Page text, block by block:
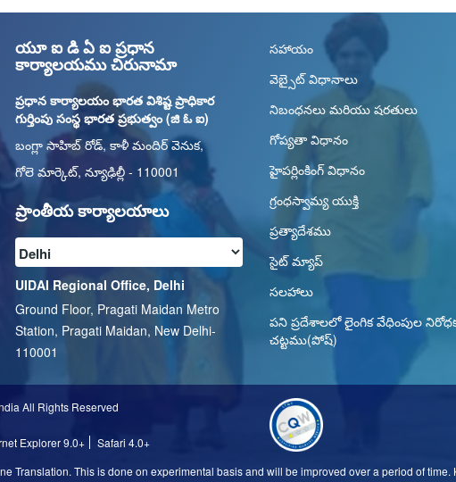
యూ ఐ డి ఏ ఐ ప్రధాన
కార్యాలయము చిరునామా
ప్రధాన కార్యాలయం భారత విశిష్ట ప్రాధికార
గుర్తింపు సంస్థ భారత ప్రభుత్వం (జి ఓ ఐ)
బంగ్లా సాహిబ్ రోడ్, కాళీ మందిర్ వెనుక,
గోలె మార్కెట్, న్యూఢిల్లీ - 110001
ప్రాంతీయ కార్యాలయాలు
UIDAI Regional Office, Delhi
Ground Floor, Pragati Maidan Metro
Station, Pragati Maidan, New Delhi-
110001
సహాయం
వెబ్సైట్ విధానాలు
నిబంధనలు మరియు షరతులు
గోప్యతా విధానం
హైపర్లింకింగ్ విధానం
గ్రంధస్వామ్య యుక్తి
ప్రత్యాదేశము
సైట్ మ్యాప్
సలహాలు
పని ప్రదేశాలలో లైంగిక వేధింపుల
చట్టము(పోష్)
All Rights Reserved
Explorer 9.0+ Safari 4.0+
Translation. This is done on experimental basis and will be improved over a period of time.